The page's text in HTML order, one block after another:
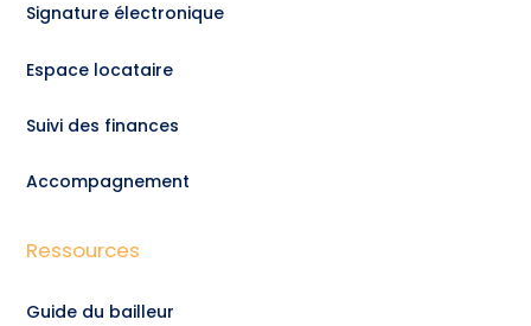
Signature électronique
Espace locataire
Suivi des finances
Accompagnement
Ressources
Guide du bailleur